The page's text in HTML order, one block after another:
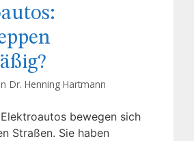
Dr. Henning Hartmann
bewegen sich
Straßen. Sie haben